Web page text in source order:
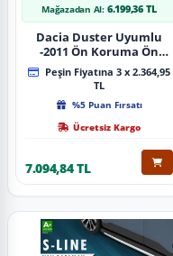
Mağazadan Al: 6.199,36 TL
Dacia Duster Uyumlu
-2011 Ön Koruma Ön
Tekli Koruma
Peşin Fiyatına 3 x 2.364,95
TL
%5 Puan Fırsatı
Ücretsiz Kargo
7.094,84 TL